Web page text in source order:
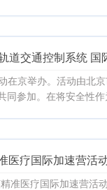
交通控制系统 国
在京举办。活动由北
同参加。在将安全性
医疗国际加速营活
准医疗国际加速营活